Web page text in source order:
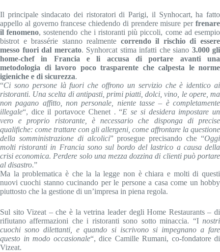
Il principale sindacato dei ristoratori di Parigi, il Synhocart, ha fatto
appello al governo francese chiedendo di prendere misure per frenare
il fenomeno, sostenendo che i ristoranti più piccoli, come ad esempio
bistrot e brassérie stanno realmente correndo il rischio di essere
messo fuori dal mercato. Synhorcat stima infatti che siano 3.000 gli
home-chef in Francia e li accusa di portare avanti una
metodologia di lavoro poco trasparente che calpesta le norme
igieniche e di sicurezza.
“Ci sono persone là fuori che offrono un servizio che è identico ai
ristoranti. Una scelta di antipasti, primi piatti, dolci, vino, le opere, ma
non pagano affitto, non personale, niente tasse – è completamente
illegale“, dice il portavoce Chenet . “E se si desidera impostare un
vero e proprio ristorante, è necessario che disponga di precise
qualifiche: come trattare con gli allergeni, come affrontare la questione
della somministrazione di alcolici” prosegue precisando che “Oggi
molti ristoranti in Francia sono sul bordo del lastrico a causa della
crisi economica. Perdere solo una mezza dozzina di clienti può portare
al disastro.”
Ma la problematica è che la la legge non è chiara e molti di questi
nuovi cuochi stanno cucinando per le persone a casa come un hobby
piuttosto che la gestione di un’impresa in piena regola.
Sul sito Vizeat – che è la vetrina leader degli Home Restaurants – di
rifiutano affermazioni che i ristoranti sono sotto minaccia. “Inostri
cuochi sono dilettanti, e quando si iscrivono si impegnano a fare
questo in modo occasionale“, dice Camille Rumani, co-fondatore di
Vizeat.